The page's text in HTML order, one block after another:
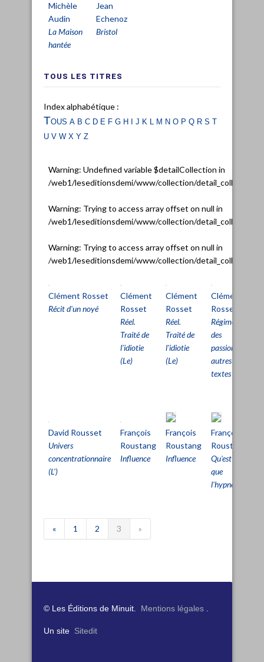
Michèle
Audin
La Maison
hantée
Jean
Echenoz
Bristol
TOUS LES TITRES
Index alphabétique :
Tous a b c d e fg h i j k l m no p q rs t
uvwx yz
Warning: Undefined variable $detailCollection in
/web1/leseditionsdemi/www/collection/
Warning: Trying to access array offset on null in
/web1/leseditionsdemi/www/collection/
Warning: Trying to access array offset on null in
/web1/leseditionsdemi/www/collection/
Clément Rosset
Récit d'un noyé
Clément
Rosset
Réel.
Traité de
l'idiotie
(Le)
Clément
Rosset
Réel.
Traité de
l'idiotie
(Le)
Clément
Rosset
Régime
des
passions et
autres
textes (Le)
David Rousset
Univers
concentrationnaire
(L')
François
Roustang
Influence
François
Roustang
Influence
François
Roustang
Qu'est-ce
que
l'hypnose ?
« 1 2 3 »
© Les Éditions de Minuit. Mentions légales
Un site Sitedit